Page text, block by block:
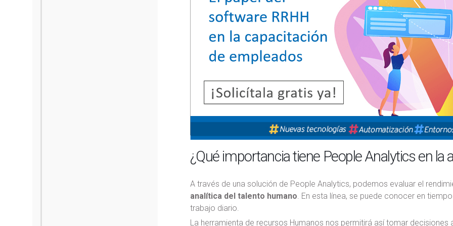
¿Qué importancia tiene People Analytics en
A través de una solución de People Analytics, podemos evaluar el
analítica del talento humano. En esta línea, se puede conocer en
trabajo diario.
La herramienta de recursos Humanos nos permitirá así tomar